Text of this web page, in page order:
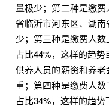
量极少；第二种是缴
省临沂市河东区、湖
少；第三种是缴费人数
占比44%，这样的趋
供养人员的薪资和养
重；第四种是缴费人数
占比34%，这样的趋